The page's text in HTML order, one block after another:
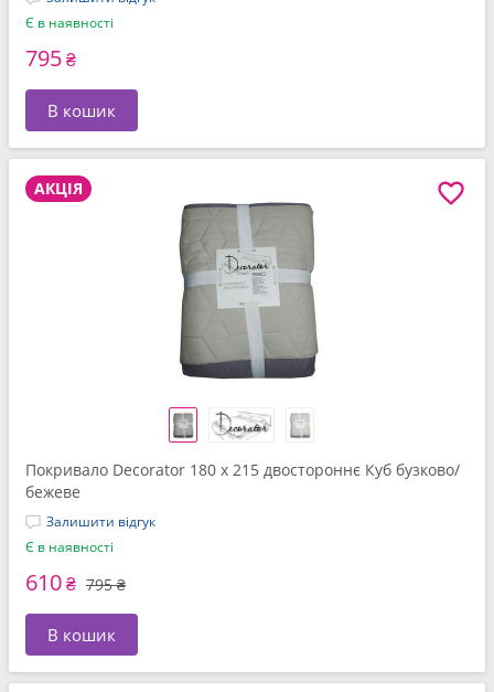
Є в наявності
795₴
В кошик
АКЦІЯ
Покривало Decorator 180 x 215 двостороннє Куб бузково/
бежеве
Залишити відгук
Є в наявності
610₴ 795 ₴
В кошик